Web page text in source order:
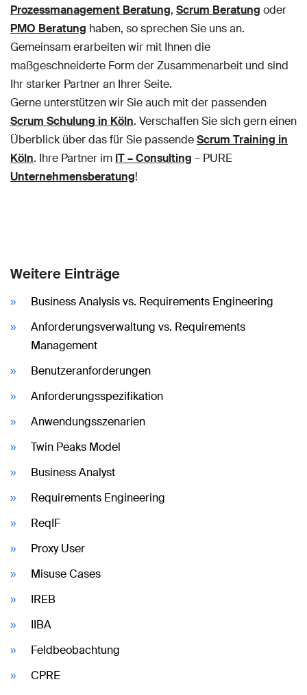
Prozessmanagement Beratung, Scrum Beratung oder
PMO Beratung haben, so sprechen Sie uns an.
Gemeinsam erarbeiten wir mit Ihnen die
maßgeschneiderte Form der Zusammenarbeit und sind
Ihr starker Partner an Ihrer Seite.
Gerne unterstützen wir Sie auch mit der passenden
Scrum Schulung in Köln. Verschaffen Sie sich gern einen
Überblick über das für Sie passendeScrum Training in
Köln. Ihre Partner im IT – Consulting – PURE
Unternehmensberatung!
Weitere Einträge
Business Analysis vs. Requirements Engineering
Anforderungsverwaltung vs. Requirements
Management
Benutzeranforderungen
Anforderungsspezifikation
Anwendungsszenarien
Twin Peaks Model
Business Analyst
Requirements Engineering
ReqIF
Proxy User
Misuse Cases
IREB
IIBA
Feldbeobachtung
CPRE